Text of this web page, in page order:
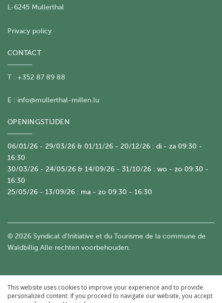
L-6245 Mullerthal
Privacy policy
CONTACT
T : +352 87 89 88
E : info@mullerthal-millen.lu
OPENINGSTIJDEN
06/01/26 - 29/03/26 & 01/11/26 - 20/12/26 : di - za 09:30 -
16:30
30/03/26 - 24/05/26 & 14/09/26 - 31/10/26 : wo - zo 09:30 -
16:30
25/05/26 - 13/09/26 : ma - zo 09:30 - 16:30
© 2026 Syndicat d'Initiative et du Tourisme de la commune de
Waldbillig Alle rechten voorbehouden.
This website uses cookies to improve your experience and to provide
personalized content. If you proceed to navigate our website, you accept